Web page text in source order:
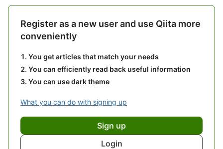
Register as a new user and use Qiita more
conveniently
You get articles that match your needs
You can efficiently read back useful information
You can use dark theme
What you can do with signing up
Sign up
Login